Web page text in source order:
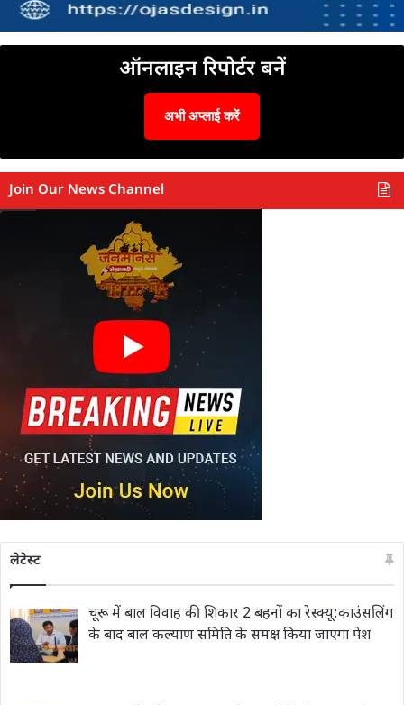
ऑनलाइन रिपोर्टर बनें
अभी अप्लाई करें
Join Our News Channel
लेटेस्ट
चूरू में बाल विवाह की शिकार 2 बहनों का रेस्क्यू:काउंसलिंग
के बाद बाल कल्याण समिति के समक्ष किया जाएगा पेश